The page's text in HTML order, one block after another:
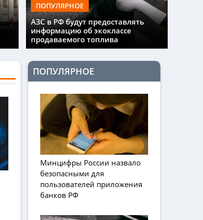
ПОПУЛЯРНОЕ
АЗС в РФ будут предоставлять
информацию об экоклассе
продаваемого топлива
ПОПУЛЯРНОЕ
Минцифры России назвало
безопасными для
пользователей приложения
банков РФ